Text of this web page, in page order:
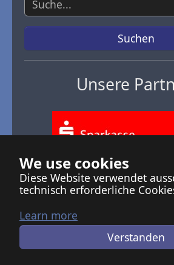
We use cookies
Diese Website verwendet
technisch erforderliche
Learn more
Verstanden
Suchen
Unsere
Datenschutz
© MTV Segeln